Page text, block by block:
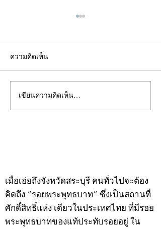
คอลัมน์"จับชีพจรวงการ
พระ"ประจำพุธที่ 29
ความคิดเห็น
เขียนความคิดเห็น…
เมื่อเอ่ยถึงจังหวัดสระบุรี คนทั่วไปจะต้อง
คิดถึง “รอยพระพุทธบาท” ซึ่งเป็นสถานที่
ศักดิ์สิทธิ์แห่ง เดียวในประเทศไทย ที่มีรอย
พระพุทธบาทของแท้ประทับรอยอยู่ ใน